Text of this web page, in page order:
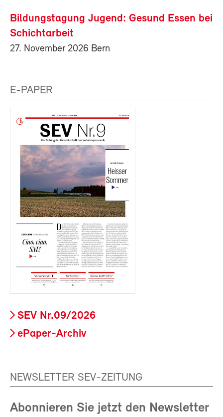
Bildungstagung Jugend: Gesund Essen bei
Schichtarbeit
27. November 2026 Bern
E-PAPER
SEV Nr.09/2026
ePaper-Archiv
NEWSLETTER SEV-ZEITUNG
Abonnieren Sie jetzt den Newsletter